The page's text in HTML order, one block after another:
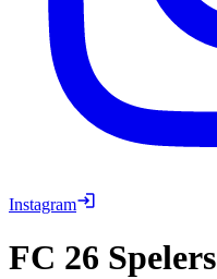
Instagram
FC 26 Spelers